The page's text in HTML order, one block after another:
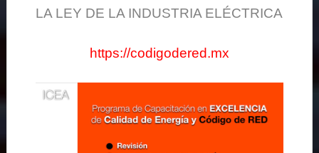
LA LEY DE LA INDUSTRIA ELÉCTRICA
https://codigodered.mx